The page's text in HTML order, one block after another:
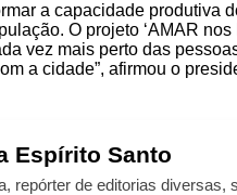
a capacidade produtiva
O projeto ‘AMAR nos
vez mais perto das
a cidade”, afirmou o
Espírito Santo
repórter de editorias diversas,